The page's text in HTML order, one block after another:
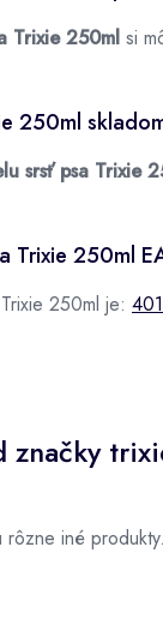
Trixie 250ml si
250ml
srsť psa Trixie
Trixie 250ml
250ml je:
značky
iné